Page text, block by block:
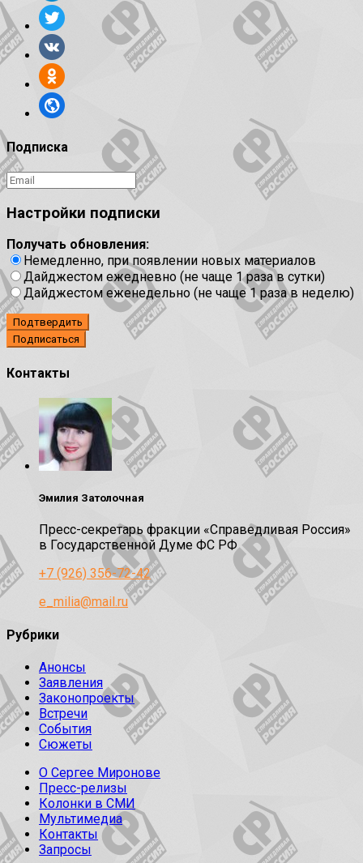
Подписка
Настройки подписки
Получать обновления:
Немедленно, при появлении новых материалов
Дайджестом ежедневно (не чаще 1 раза в сутки)
Дайджестом еженедельно (не чаще 1 раза в неделю)
Подтвердить
Контакты
Эмилия Затолочная
Пресс-секретарь фракции «Справедливая Россия»
в Государственной Думе ФС РФ
+7 (926) 356-72-42
e_milia@mail.ru
Рубрики
Анонсы
Заявления
Законопроекты
Встречи
События
Сюжеты
О Сергее Миронове
Пресс-релизы
Колонки в СМИ
Мультимедиа
Контакты
Запросы